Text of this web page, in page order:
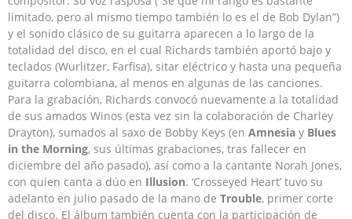
limitado, pero al mismo tiempo también lo es el de Bob Dylan”)
y el sonido clásico de su guitarra aparecen a lo largo de la
totalidad del disco, en el cual Richards también aportó bajo y
teclados (Wurlitzer, Farfisa), sitar eléctrico y hasta una pequeña
guitarra colombiana, al menos en algunas de las canciones.
Para la grabación, Richards convocó nuevamente a la totalidad
de sus amados Winos (esta vez sin la colaboración de Charley
Drayton), sumados al saxo de Bobby Keys (en Amnesia y Blues
in the Morning, sus últimas grabaciones, tras fallecer en
diciembre del año pasado), así como a la cantante Norah Jones,
con quien canta a dúo en Illusion. ‘Crosseyed Heart’ tuvo su
adelanto en julio pasado de la mano de Trouble, primer corte
del disco. El álbum también cuenta con la participación de